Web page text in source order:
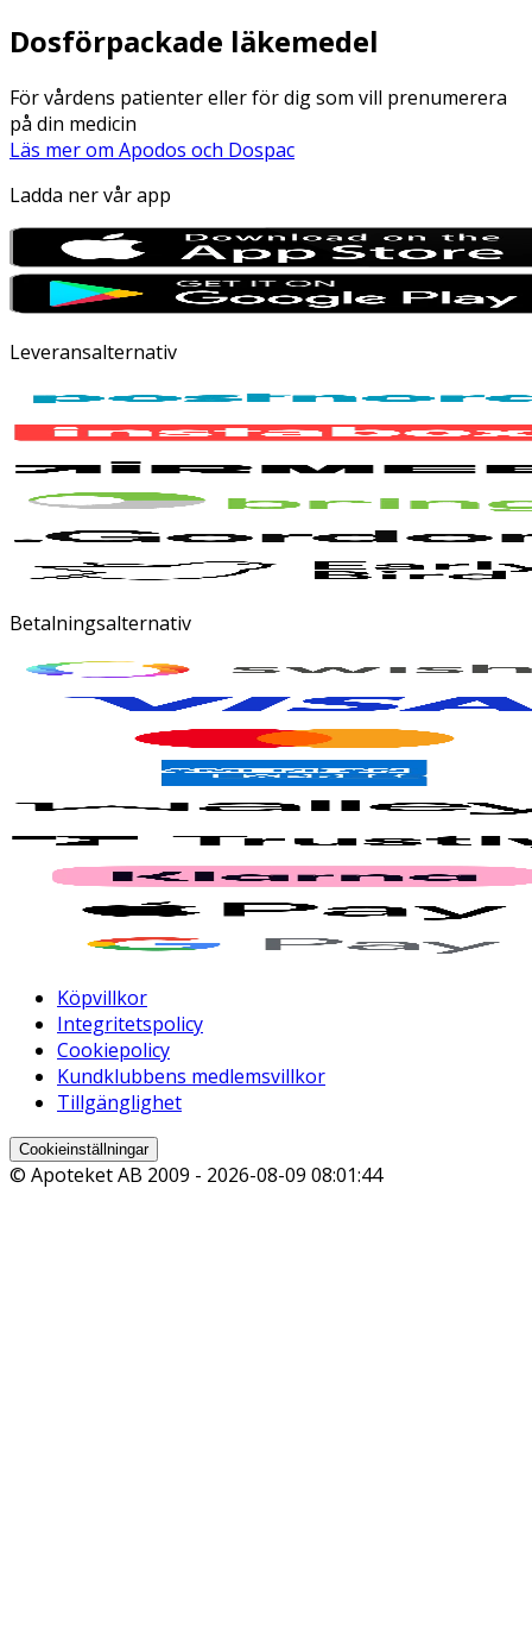
Dosförpackade läkemedel
För vårdens patienter eller för dig som vill prenumerera
på din medicin
Läs mer om Apodos och Dospac
Ladda ner vår app
Leveransalternativ
Betalningsalternativ
Köpvillkor
Integritetspolicy
Cookiepolicy
Kundklubbens medlemsvillkor
Tillgänglighet
Cookieinställningar
© Apoteket AB 2009 - 2026-08-09 08:01:44